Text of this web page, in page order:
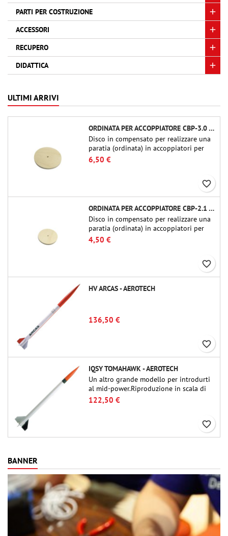
PARTI PER COSTRUZIONE
ACCESSORI
RECUPERO
DIDATTICA
ULTIMI ARRIVI
ORDINATA PER ACCOPPIATORE CBP-3.0 - PUBLIC MISSILES LTD.
Disco in compensato per realizzare una
paratia (ordinata) in accoppiatori per
tubi Public Missiles Ltd. da 54 mm (PT-
2.1 o QT-2.1)
6,50 €
favorite_border
ORDINATA PER ACCOPPIATORE CBP-2.1 - PUBLIC MISSILES LTD.
Disco in compensato per realizzare una
paratia (ordinata) in accoppiatori per
tubi Public Missiles Ltd. da 54 mm (PT-
2.1 o QT-2.1)
4,50 €
favorite_border
HV ARCAS - AEROTECH
136,50 €
favorite_border
IQSY TOMAHAWK - AEROTECH
Un altro grande modello per introdurti
al mid-power.Riproduzione in scala di
un famoso razzo-sonda, dalle dimensioni
contenute e adatto per passare a kit di
122,50 €
favorite_border
BANNER